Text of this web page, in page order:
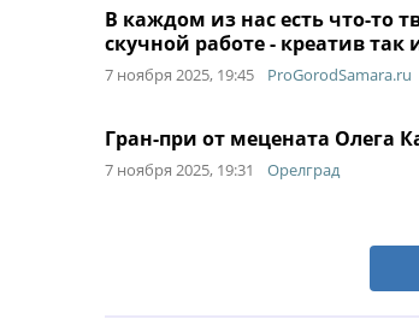
В каждом из нас есть что-то
скучной работе - креатив так
7 ноября 2025, 19:45 ProGorodSamara.ru
Гран-при от мецената Олега
7 ноября 2025, 19:31 Орелград